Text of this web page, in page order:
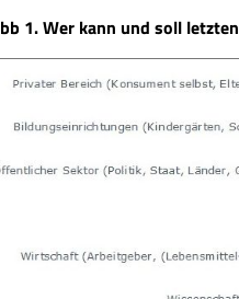
1. Wer kann und soll